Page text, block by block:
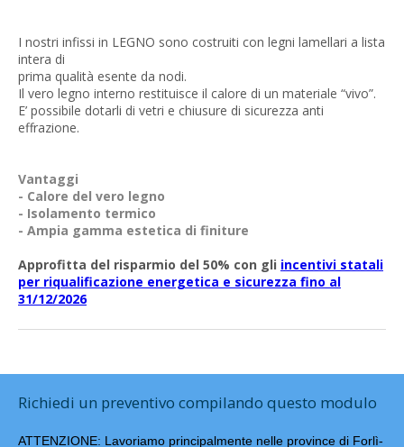
I nostri infissi in LEGNO sono costruiti con legni lamellari a lista
intera di
prima qualità esente da nodi.
Il vero legno interno restituisce il calore di un materiale “vivo”.
E’ possibile dotarli di vetri e chiusure di sicurezza anti
effrazione.
Vantaggi
- Calore del vero legno
- Isolamento termico
- Ampia gamma estetica di finiture
Approfitta del risparmio del 50% con gli incentivi statali
per riqualificazione energetica e sicurezza fino al
31/12/2026
Richiedi un preventivo compilando questo modulo
ATTENZIONE: Lavoriamo principalmente nelle province di Forlì-